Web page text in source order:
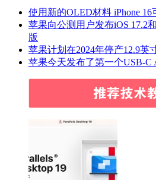
使用新的OLED材料 iPhone
苹果向公测用户发布iOS 17.2
版
苹果计划在2024年停产12.9英
苹果今天发布了第一个USB-C